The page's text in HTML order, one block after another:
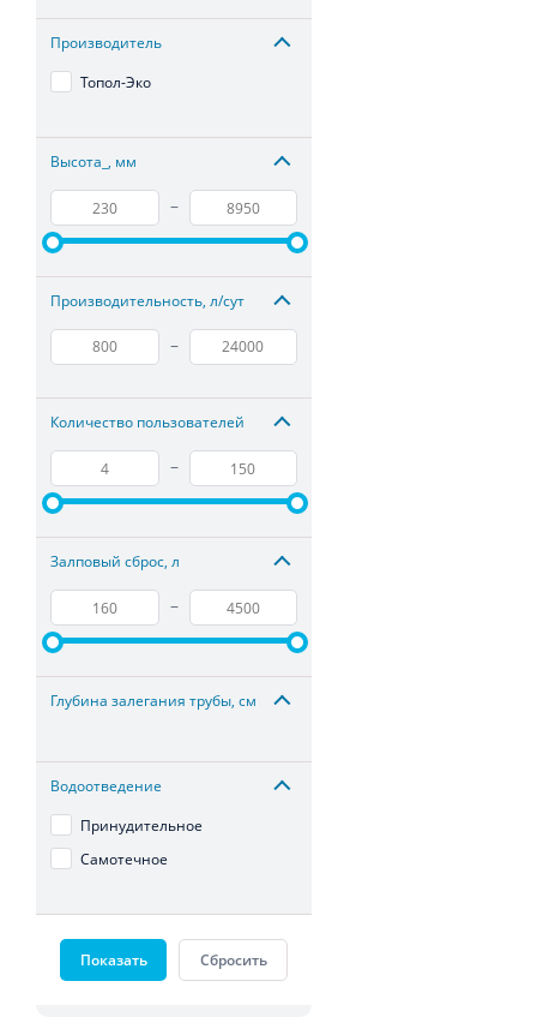
Производитель
Топол-Эко
Высота_, мм
–
Производительность, л/сут
–
Количество пользователей
–
Залповый сброс, л
–
Глубина залегания трубы, см
Водоотведение
Принудительное
Самотечное
Показать Сбросить